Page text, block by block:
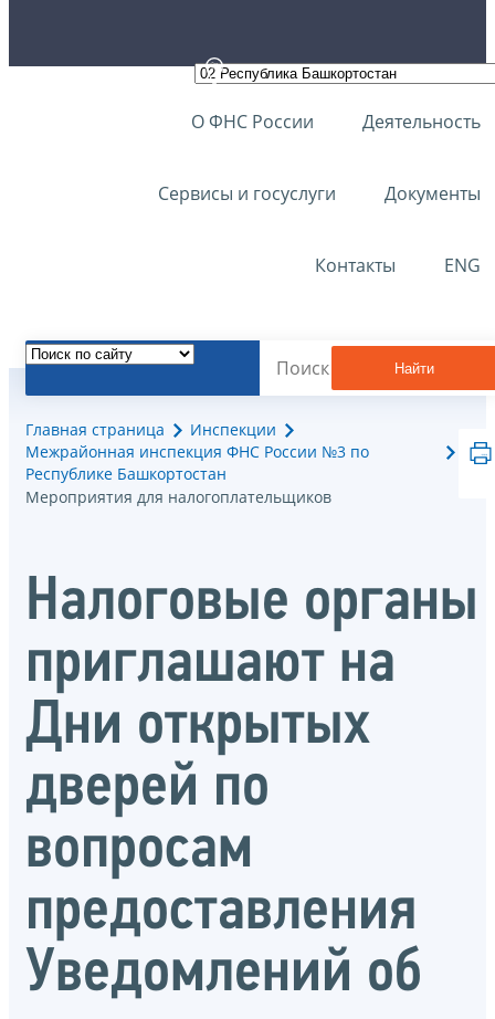
О ФНС России Деятельность
Сервисы и госуслуги Документы
Контакты ENG
Найти
Главная страница
Инспекции
Межрайонная инспекция ФНС России №3 по
Республике Башкортостан
Мероприятия для налогоплательщиков
Налоговые органы
приглашают на
Дни открытых
дверей по
вопросам
предоставления
Уведомлений об